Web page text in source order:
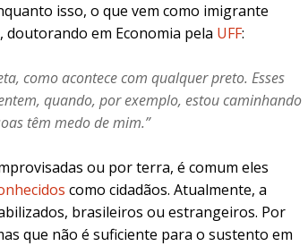
isso, o que vem como imigrante
doutorando em Economia pela UFF:
como acontece com qualquer preto. Esses
quando, por exemplo, estou caminhando
têm medo de mim.”
ou por terra, é comum eles
como cidadãos. Atualmente, a
brasileiros ou estrangeiros. Por
que não é suficiente para o sustento em